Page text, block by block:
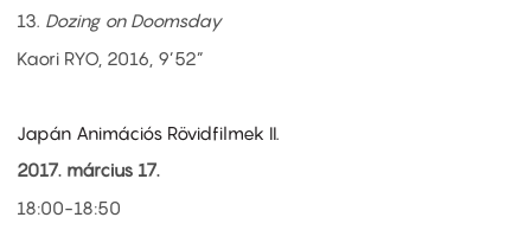
13. Dozing on Doomsday
Kaori RYO, 2016, 9’52”
Japán Animációs Rövidfilmek II.
2017. március 17.
18:00-18:50